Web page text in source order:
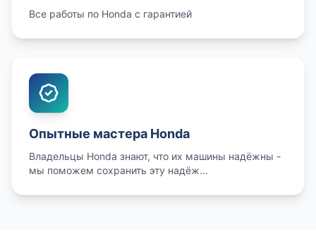
Все работы по Honda с гарантией
Опытные мастера Honda
Владельцы Honda знают, что их машины надёжны -
мы поможем сохранить эту надёж...